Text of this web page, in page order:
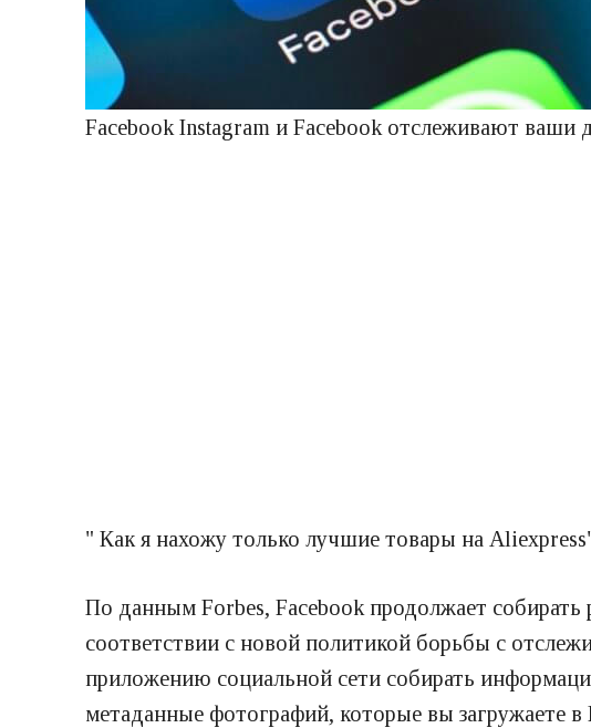
Facebook Instagram и Facebook отслеживают
" Как я нахожу только лучшие товары на
По данным Forbes, Facebook продолжает собирать
соответствии с новой политикой борьбы с
приложению социальной сети собирать
метаданные фотографий, которые вы загружаете в